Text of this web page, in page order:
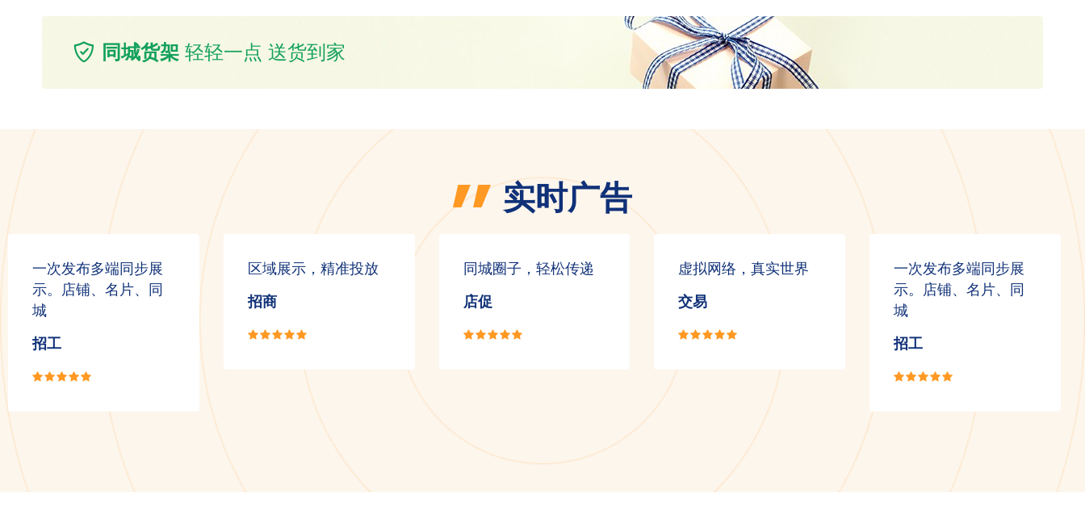
同城货架 轻轻一点 送货到家
实时广告
一次发布多端同步展
示。店铺、名片、同
城
招工
区域展示，精准投放
招商
同城圈子，轻松传递
店促
虚拟网络，真实世界
交易
一次发布多端同步展
示。店铺、名片、同
城
招工